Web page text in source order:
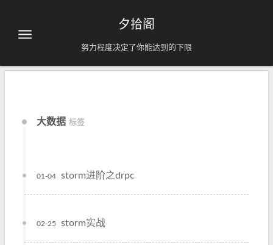
夕拾阁
努力程度决定了你能达到的下限
大数据 标签
storm进阶之drpc
01-04
storm实战
02-25